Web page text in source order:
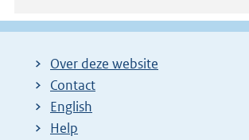
Over deze website
Contact
English
Help